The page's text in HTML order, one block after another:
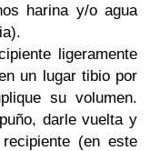
harina y/o agua
ligeramente
un lugar tibio por
su volumen.
darle vuelta y
(en este